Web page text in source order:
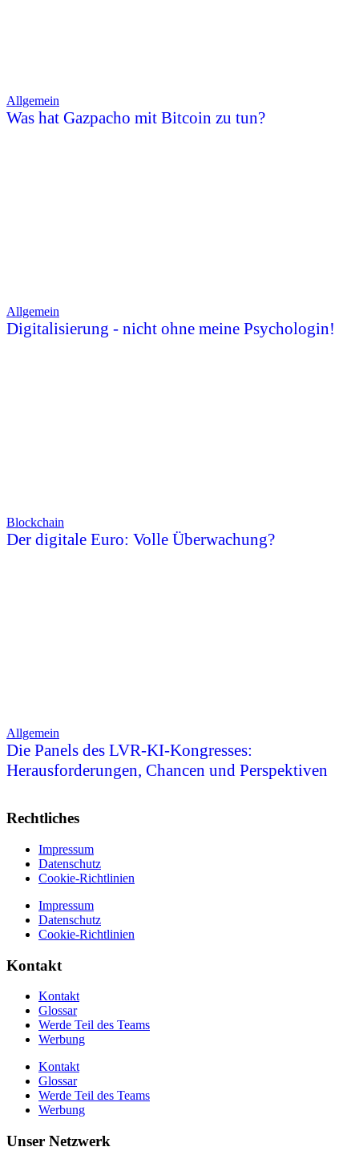
Allgemein
Was hat Gazpacho mit Bitcoin zu tun?
Allgemein
Digitalisierung - nicht ohne meine Psychologin!
Blockchain
Der digitale Euro: Volle Überwachung?
Allgemein
Die Panels des LVR-KI-Kongresses:
Herausforderungen, Chancen und Perspektiven
Rechtliches
Impressum
Datenschutz
Cookie-Richtlinien
Impressum
Datenschutz
Cookie-Richtlinien
Kontakt
Kontakt
Glossar
Werde Teil des Teams
Werbung
Kontakt
Glossar
Werde Teil des Teams
Werbung
Unser Netzwerk